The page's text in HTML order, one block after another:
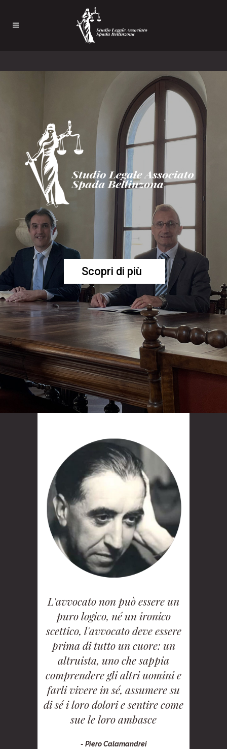
Scopri di più
L'avvocato non può essere un
puro logico, né un ironico
scettico, l'avvocato deve essere
prima di tutto un cuore: un
altruista, uno che sappia
comprendere gli altri uomini e
farli vivere in sé, assumere su
di sé i loro dolori e sentire come
sue le loro ambasce
- Piero Calamandrei